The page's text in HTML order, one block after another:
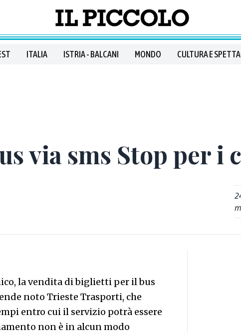
ITALIA ISTRIA - BALCANI MONDO CULTURA E
via sms Stop per i
la vendita di biglietti per il bus
noto Trieste Trasporti, che
entro cui il servizio potrà essere
non è in alcun modo